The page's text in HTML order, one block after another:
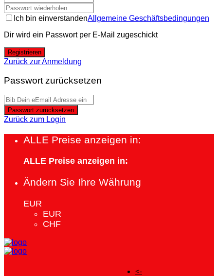
Ich bin einverstandenAllgemeine Geschäftsbedingungen
Dir wird ein Passwort per E-Mail zugeschickt
Registrieren
Zurück zur Anmeldung
Passwort zurücksetzen
Passwort zurücksetzen
Zurück zum Login
ALLE Preise anzeigen in:
ALLE Preise anzeigen in:
Ändern Sie Ihre Währung
EUR
EUR
CHF
<-